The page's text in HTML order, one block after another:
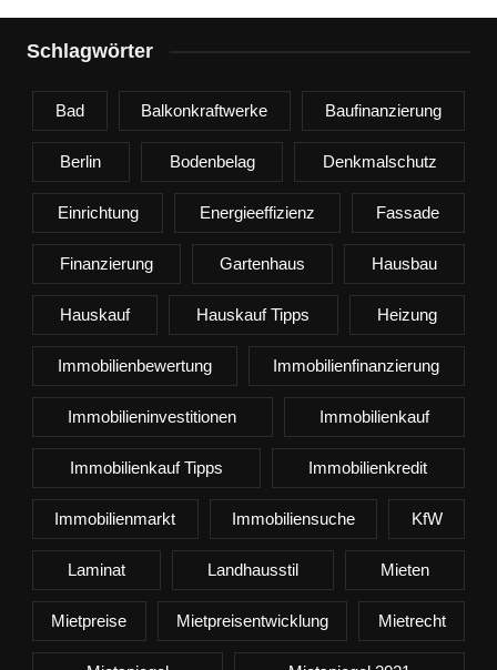
Schlagwörter
Bad Balkonkraftwerke Baufinanzierung
Berlin Bodenbelag Denkmalschutz
Einrichtung Energieeffizienz Fassade
Finanzierung Gartenhaus Hausbau
Hauskauf Hauskauf Tipps Heizung
Immobilienbewertung Immobilienfinanzierung
Immobilieninvestitionen Immobilienkauf
Immobilienkauf Tipps Immobilienkredit
Immobilienmarkt Immobiliensuche KfW
Laminat Landhausstil Mieten
Mietpreise Mietpreisentwicklung Mietrecht